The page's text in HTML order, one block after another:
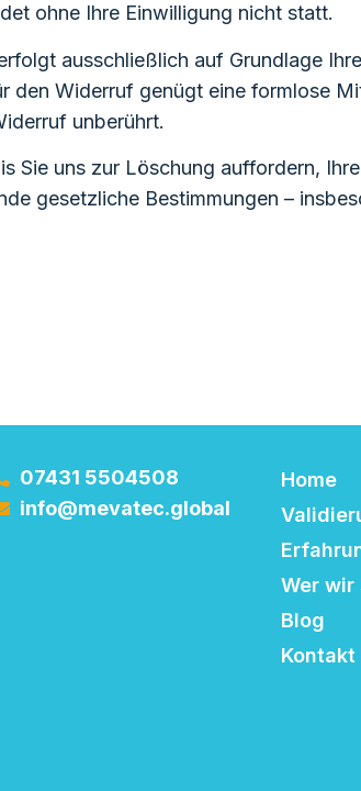
ohne Ihre Einwilligung nicht statt.
ausschließlich auf Grundlage
den Widerruf genügt eine formlose
unberührt.
Sie uns zur Löschung auffordern,
gesetzliche Bestimmungen –
07431 5504508
info@mevatec.global
Home
Wer wir
Blog
Kontakt